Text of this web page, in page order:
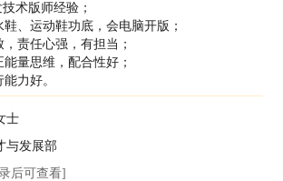
术版师经验；
、运动鞋功底，会电脑开版；
责任心强，有担当；
量思维，配合性好；
力好。
士
与发展部
后可查看]